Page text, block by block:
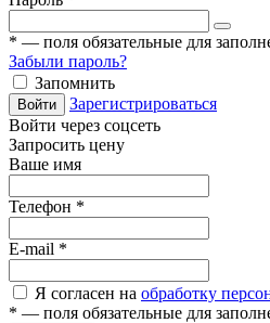
* — поля обязательные для
Забыли пароль?
Запомнить
Войти
Зарегистрироваться
Войти через соцсеть
Запросить цену
Ваше имя
Телефон *
E-mail *
Я согласен на обработку
* — поля обязательные для